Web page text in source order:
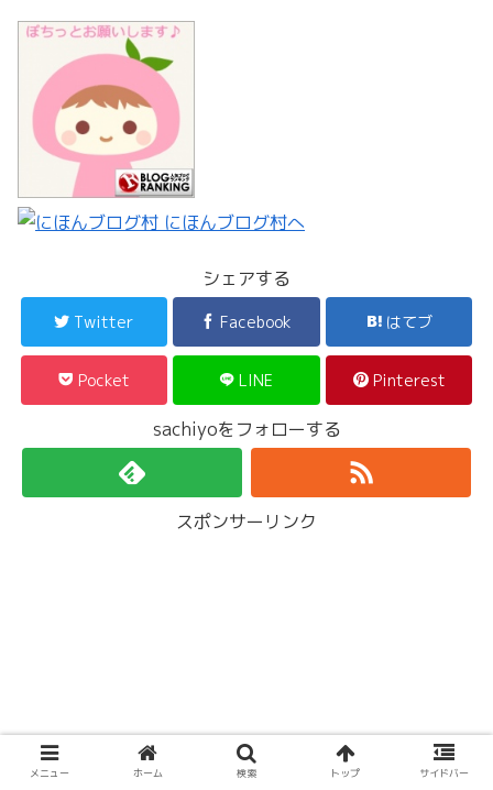
シェアする
Twitter Facebook はてブ
Pocket LINE Pinterest
sachiyoをフォローする
スポンサーリンク
メニュー ホーム 検索 トップ サイドバー